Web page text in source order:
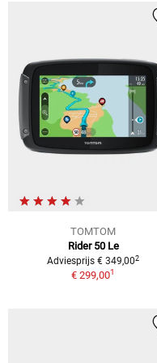
TOMTOM
Rider 50 Le
Adviesprijs € 349,002
€ 299,001